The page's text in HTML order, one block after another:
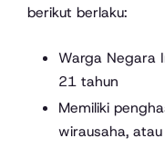
berikut berlaku:
Warga Negara
21 tahun
Memiliki
wirausaha,